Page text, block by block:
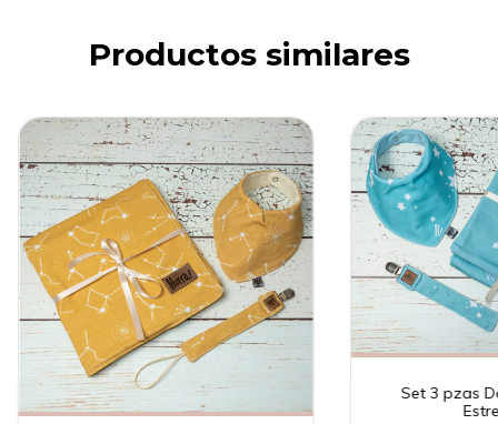
Productos similares
Set 3 pzas